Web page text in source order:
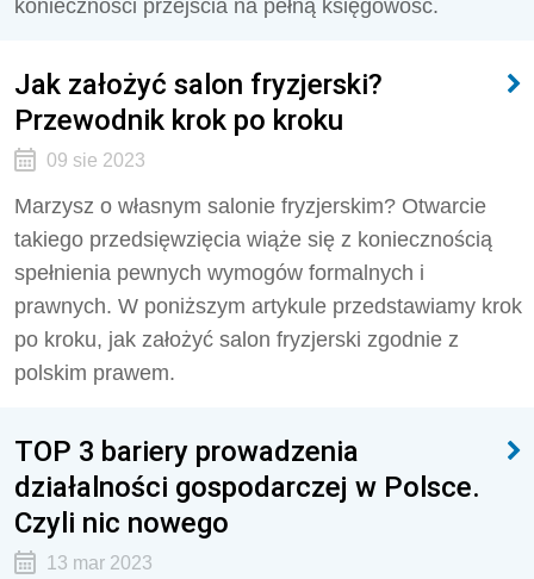
konieczności przejścia na pełną księgowość.
Jak założyć salon fryzjerski?
Przewodnik krok po kroku
09 sie 2023
Marzysz o własnym salonie fryzjerskim? Otwarcie
takiego przedsięwzięcia wiąże się z koniecznością
spełnienia pewnych wymogów formalnych i
prawnych. W poniższym artykule przedstawiamy krok
po kroku, jak założyć salon fryzjerski zgodnie z
polskim prawem.
TOP 3 bariery prowadzenia
działalności gospodarczej w Polsce.
Czyli nic nowego
13 mar 2023